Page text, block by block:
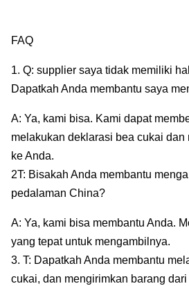
FAQ
1. Q: supplier saya tidak memiliki
Dapatkah Anda membantu saya
A: Ya, kami bisa. Kami dapat
melakukan deklarasi bea cukai dan
ke Anda.
2T: Bisakah Anda membantu
pedalaman China?
A: Ya, kami bisa membantu Anda.
yang tepat untuk mengambilnya.
3. T: Dapatkah Anda membantu
cukai, dan mengirimkan barang